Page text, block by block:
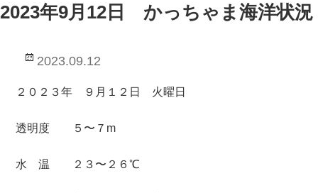
2023年9月12日 かっちゃま海洋状況
投
2023.09.12
２０２３年 ９月１２日 火曜日
透明度 ５〜７m
水 温 ２３〜２６℃